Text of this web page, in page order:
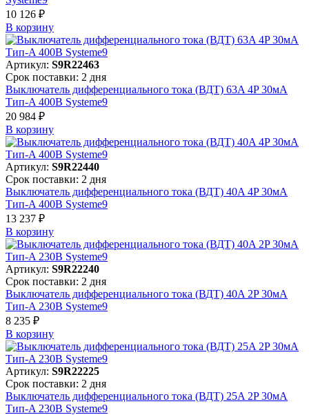
10 126 ₽
В корзинy
Артикул: S9R22463
Срок поставки: 2 дня
Выключатель дифференциального тока (ВДТ) 63A 4P 30мА
Тип-A 400В Systeme9
20 984 ₽
В корзинy
Артикул: S9R22440
Срок поставки: 2 дня
Выключатель дифференциального тока (ВДТ) 40A 4P 30мА
Тип-A 400В Systeme9
13 237 ₽
В корзинy
Артикул: S9R22240
Срок поставки: 2 дня
Выключатель дифференциального тока (ВДТ) 40A 2P 30мА
Тип-A 230В Systeme9
8 235 ₽
В корзинy
Артикул: S9R22225
Срок поставки: 2 дня
Выключатель дифференциального тока (ВДТ) 25A 2P 30мА
Тип-A 230В Systeme9